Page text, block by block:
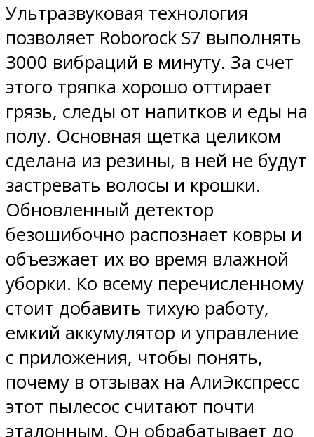
Ультразвуковая технология
позволяет Roborock S7 выполнять
3000 вибраций в минуту. За счет
этого тряпка хорошо оттирает
грязь, следы от напитков и еды на
полу. Основная щетка целиком
сделана из резины, в ней не будут
застревать волосы и крошки.
Обновленный детектор
безошибочно распознает ковры и
объезжает их во время влажной
уборки. Ко всему перечисленному
стоит добавить тихую работу,
емкий аккумулятор и управление
с приложения, чтобы понять,
почему в отзывах на АлиЭкспресс
этот пылесос считают почти
эталонным. Он обрабатывает до